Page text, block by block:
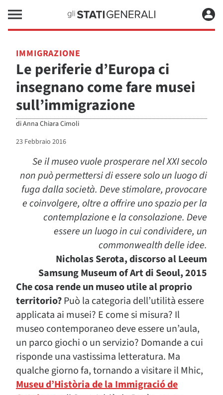
IMMIGRAZIONE
Le periferie d’Europa ci
insegnano come fare musei
sull’immigrazione
diAnna Chiara Cimoli
23 Febbraio 2016
Se il museo vuole prosperare nel XXI secolo
non può permettersi di essere solo un luogo di
fuga dalla società. Deve stimolare, provocare
e coinvolgere, oltre a offrire uno spazio per la
contemplazione e la consolazione. Deve
essere un luogo in cui condividere, un
commonwealth delle idee.
Nicholas Serota, discorso al Leeum
Samsung Museum of Art di Seoul, 2015
Che cosa rende un museo utile al proprio
territorio?Può la categoria dell’utilità essere
applicata ai musei? E come si misura? Il
museo contemporaneo deve essere un’aula,
un parco giochi o un servizio? Domande a cui
risponde una vastissima letteratura. Ma
qualche giorno fa, tornando a visitare il Mhic,
Museu d’Història de la Immigració de